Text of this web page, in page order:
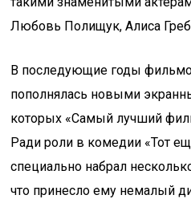
Любовь Полищук, Алиса
В последующие годы
пополнялась новыми
которых «Самый лучший
Ради роли в комедии «Тот
специально набрал
что принесло ему немалый